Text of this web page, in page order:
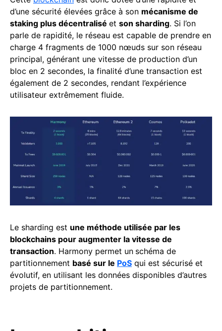
d’une sécurité élevées grâce à son mécanisme de
staking plus décentralisé et son sharding. Si l’on
parle de rapidité, le réseau est capable de prendre en
charge 4 fragments de 1000 nœuds sur son réseau
principal, générant une vitesse de production d’un
bloc en 2 secondes, la finalité d’une transaction est
également de 2 secondes, rendant l’expérience
utilisateur extrêmement fluide.
Le sharding est une méthode utilisée par les
blockchains pour augmenter la vitesse de
transaction. Harmony permet un schéma de
partitionnement basé sur le PoS qui est sécurisé et
évolutif, en utilisant les données disponibles d’autres
projets de partitionnement.